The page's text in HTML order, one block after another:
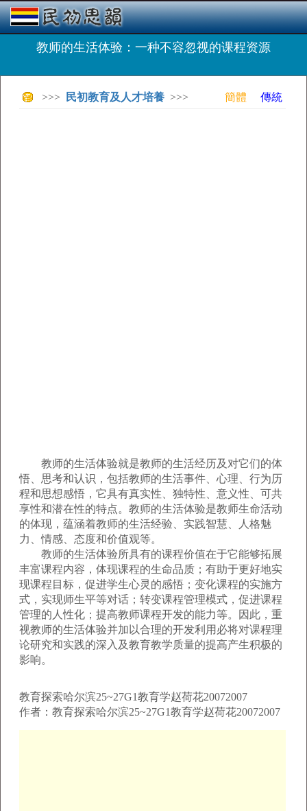
教师的生活体验：一种不容忽视的课程资源
>>> 民初教育及人才培養 >>> 簡體 傳統
教师的生活体验就是教师的生活经历及对它们的体
悟、思考和认识，包括教师的生活事件、心理、行为历
程和思想感悟，它具有真实性、独特性、意义性、可共
享性和潜在性的特点。教师的生活体验是教师生命活动
的体现，蕴涵着教师的生活经验、实践智慧、人格魅
力、情感、态度和价值观等。
教师的生活体验所具有的课程价值在于它能够拓展
丰富课程内容，体现课程的生命品质；有助于更好地实
现课程目标，促进学生心灵的感悟；变化课程的实施方
式，实现师生平等对话；转变课程管理模式，促进课程
管理的人性化；提高教师课程开发的能力等。因此，重
视教师的生活体验并加以合理的开发利用必将对课程理
论研究和实践的深入及教育教学质量的提高产生积极的
影响。
教育探索哈尔滨25~27G1教育学赵荷花20072007
作者：教育探索哈尔滨25~27G1教育学赵荷花20072007